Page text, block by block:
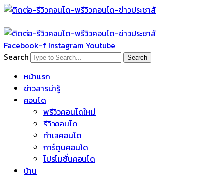
Skip
content
Facebook-f Instagram Youtube
Search
Search
หน้าแรก
ข่าวสารน่ารู้
คอนโด
พรีวิวคอนโดใหม่
รีวิวคอนโด
ทำเลคอนโด
การ์ตูนคอนโด
โปรโมชั่นคอนโด
บ้าน